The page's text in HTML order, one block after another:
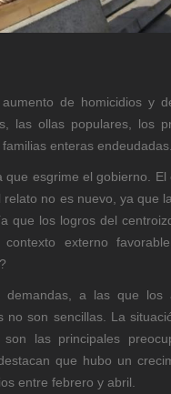
de homicidios y
las ollas populares, los
enteras endeudadas.
esgrime el gobierno. El
no es nuevo, ya que
que los logros del
externo
a las que los
son sencillas. La
las principales
que hubo un
entre febrero y abril.